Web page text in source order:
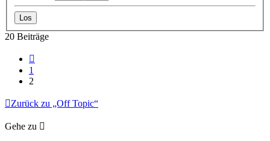
20 Beiträge
1
2
Zurück zu „Off Topic“
Gehe zu